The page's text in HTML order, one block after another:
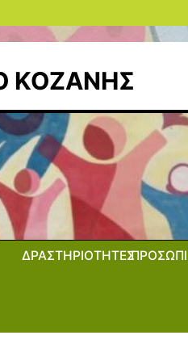
ΚΟΖΑΝΗΣ
ΔΡΑΣΤΗΡΙΟΤΗΤΕΣ